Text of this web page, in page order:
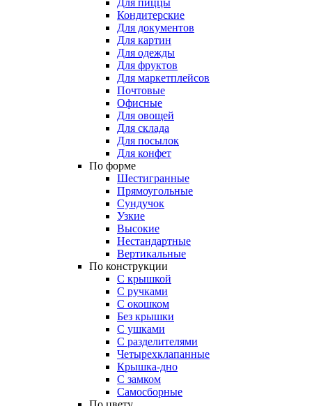
Для пиццы
Кондитерские
Для документов
Для картин
Для одежды
Для фруктов
Для маркетплейсов
Почтовые
Офисные
Для овощей
Для склада
Для посылок
Для конфет
По форме
Шестигранные
Прямоугольные
Сундучок
Узкие
Высокие
Нестандартные
Вертикальные
По конструкции
С крышкой
С ручками
С окошком
Без крышки
С ушками
С разделителями
Четырехклапанные
Крышка-дно
С замком
Самосборные